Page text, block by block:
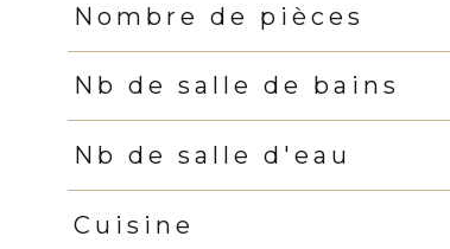
Nombre de pièces
Nb de salle de bains
Nb de salle d'eau
Cuisine